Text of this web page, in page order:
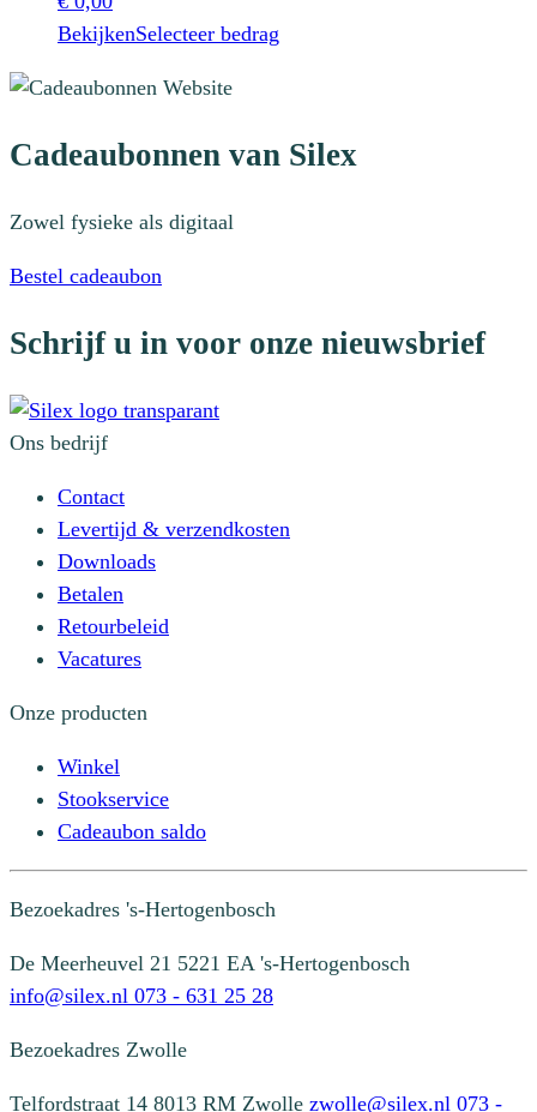
BekijkenSelecteer bedrag
variaties.
op
Cadeaubonnen van Silex
Zowel fysieke als digitaal
Bestel cadeaubon
Schrijf u in voor onze nieuwsbrief
Ons bedrijf
Contact
Levertijd & verzendkosten
Downloads
Betalen
Retourbeleid
Vacatures
Onze producten
Winkel
Stookservice
Cadeaubon saldo
Bezoekadres 's-Hertogenbosch
De Meerheuvel 21 5221 EA 's-Hertogenbosch
info@silex.nl 073 - 631 25 28
Bezoekadres Zwolle
Telfordstraat 14 8013 RM Zwolle zwolle@silex.nl 073 -